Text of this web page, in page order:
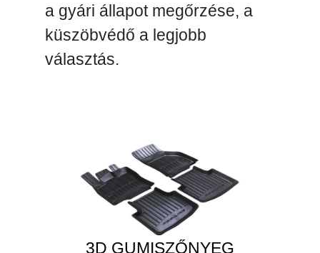
a gyári állapot megőrzése, a
küszöbvédő a legjobb
választás.
3D GUMISZŐNYEG